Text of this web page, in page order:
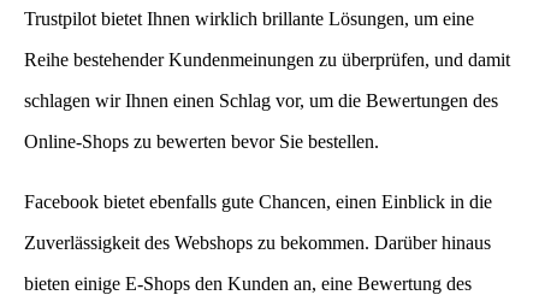
Trustpilot bietet Ihnen wirklich brillante Lösungen, um eine
Reihe bestehender Kundenmeinungen zu überprüfen, und damit
schlagen wir Ihnen einen Schlag vor, um die Bewertungen des
Online-Shops zu bewerten bevor Sie bestellen.
Facebook bietet ebenfalls gute Chancen, einen Einblick in die
Zuverlässigkeit des Webshops zu bekommen. Darüber hinaus
bieten einige E-Shops den Kunden an, eine Bewertung des